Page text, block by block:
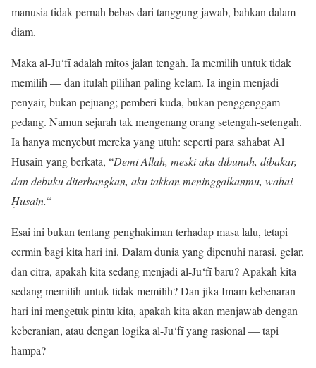
manusia tidak pernah bebas dari tanggung jawab, bahkan dalam
diam.
Maka al-Ju‘fī adalah mitos jalan tengah. Ia memilih untuk tidak
memilih — dan itulah pilihan paling kelam. Ia ingin menjadi
penyair, bukan pejuang; pemberi kuda, bukan penggenggam
pedang. Namun sejarah tak mengenang orang setengah-setengah.
Ia hanya menyebut mereka yang utuh: seperti para sahabat Al
Husain yang berkata, “Demi Allah, meski aku dibunuh, dibakar,
dan debuku diterbangkan, aku takkan meninggalkanmu, wahai
Ḥusain.“
Esai ini bukan tentang penghakiman terhadap masa lalu, tetapi
cermin bagi kita hari ini. Dalam dunia yang dipenuhi narasi, gelar,
dan citra, apakah kita sedang menjadi al-Ju‘fī baru? Apakah kita
sedang memilih untuk tidak memilih? Dan jika Imam kebenaran
hari ini mengetuk pintu kita, apakah kita akan menjawab dengan
keberanian, atau dengan logika al-Ju‘fī yang rasional — tapi
hampa?